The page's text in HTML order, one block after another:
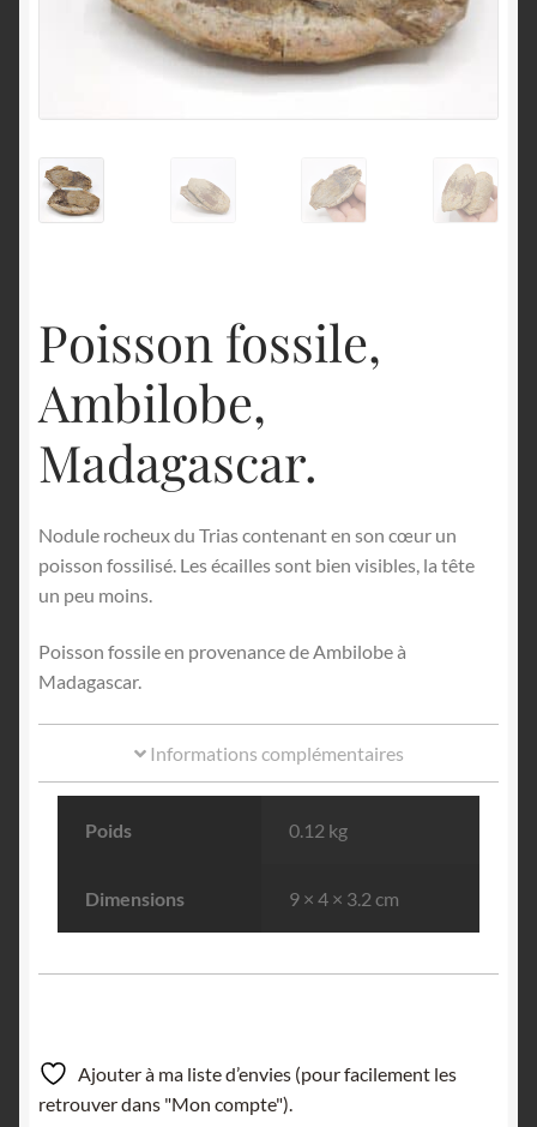
Poisson fossile,
Ambilobe,
Madagascar.
Nodule rocheux du Trias contenant en son cœur un
poisson fossilisé. Les écailles sont bien visibles, la tête
un peu moins.
Poisson fossile en provenance de Ambilobe à
Madagascar.
Informations complémentaires
Poids 0.12 kg
Dimensions 9 × 4 × 3.2 cm
Ajouter à ma liste d’envies (pour facilement les
retrouver dans "Mon compte").